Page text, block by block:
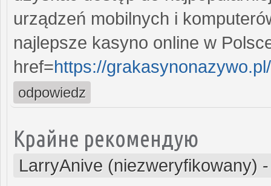
urządzeń mobilnych i
najlepsze kasyno online w
href=https://
odpowiedz
Крайне рекомендую
LarryAnive (niezweryfikowany)